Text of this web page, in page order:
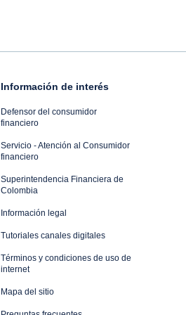
Información de interés
Defensor del consumidor
financiero
Servicio - Atención al Consumidor
financiero
Superintendencia Financiera de
Colombia
Información legal
Tutoriales canales digitales
Términos y condiciones de uso de
internet
Mapa del sitio